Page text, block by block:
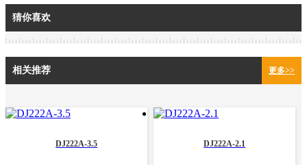
猜你喜欢
相关推荐 更多>>
DJ222A-3.5 DJ222A-2.1